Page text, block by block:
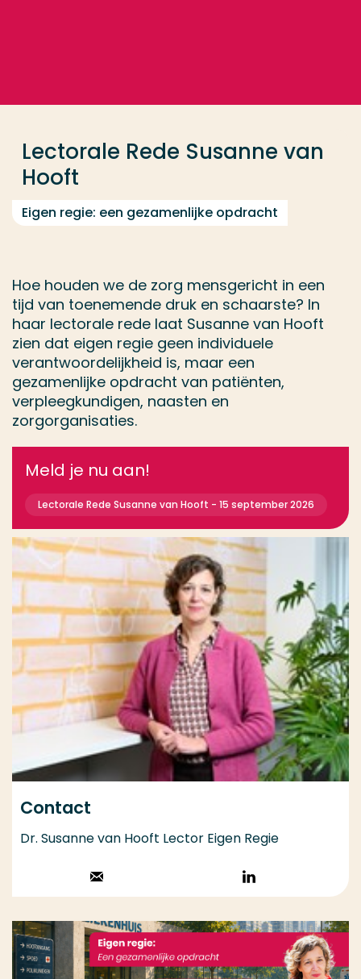
Lectorale Rede Susanne van
Hooft
Eigen regie: een gezamenlijke opdracht
Hoe houden we de zorg mensgericht in een
tijd van toenemende druk en schaarste? In
haar lectorale rede laat Susanne van Hooft
zien dat eigen regie geen individuele
verantwoordelijkheid is, maar een
gezamenlijke opdracht van patiënten,
verpleegkundigen, naasten en
zorgorganisaties.
Meld je nu aan!
Lectorale Rede Susanne van Hooft - 15 september 2026
Contact
Dr. Susanne van Hooft Lector Eigen Regie
Stuur een email
Volg op
LinkedIn
Contact